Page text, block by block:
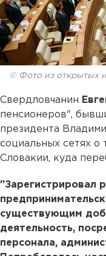
© Фото из открытых
Свердловчанин
пенсионеров",
президента
социальных сетях о
Словакии, куда
"Зарегистрировал
существующим
деятельность,
персонала,